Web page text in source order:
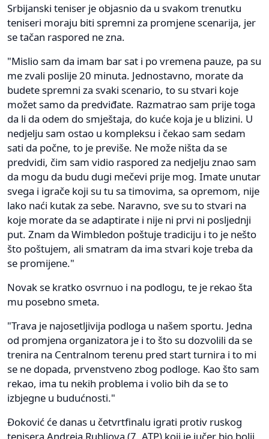
Srbijanski teniser je objasnio da u svakom trenutku
teniseri moraju biti spremni za promjene scenarija, jer
se tačan raspored ne zna.
"Mislio sam da imam bar sat i po vremena pauze, pa su
me zvali poslije 20 minuta. Jednostavno, morate da
budete spremni za svaki scenario, to su stvari koje
možet samo da predviđate. Razmatrao sam prije toga
da li da odem do smještaja, do kuće koja je u blizini. U
nedjelju sam ostao u kompleksu i čekao sam sedam
sati da počne, to je previše. Ne može ništa da se
predvidi, čim sam vidio raspored za nedjelju znao sam
da mogu da budu dugi mečevi prije mog. Imate unutar
svega i igrače koji su tu sa timovima, sa opremom, nije
lako naći kutak za sebe. Naravno, sve su to stvari na
koje morate da se adaptirate i nije ni prvi ni posljednji
put. Znam da Wimbledon poštuje tradiciju i to je nešto
što poštujem, ali smatram da ima stvari koje treba da
se promijene."
Novak se kratko osvrnuo i na podlogu, te je rekao šta
mu posebno smeta.
"Trava je najosetljivija podloga u našem sportu. Jedna
od promjena organizatora je i to što su dozvolili da se
trenira na Centralnom terenu pred start turnira i to mi
se ne dopada, prvenstveno zbog podloge. Kao što sam
rekao, ima tu nekih problema i volio bih da se to
izbjegne u budućnosti."
Đoković će danas u četvrtfinalu igrati protiv ruskog
tenisera Andreja Rubljova (7. ATP) koji je jučer bio bolji